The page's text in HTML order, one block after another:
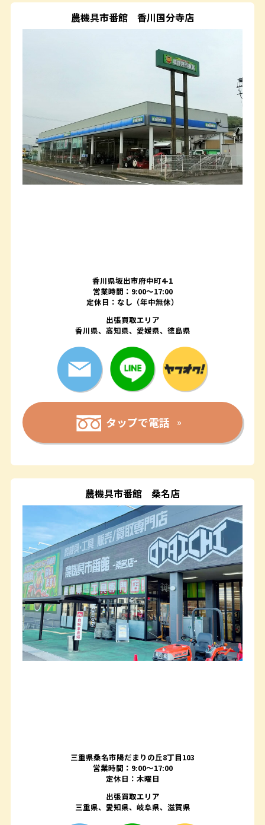
農機具市番館 香川国分寺店
香川県坂出市府中町4-1
営業時間：9:00～17:00
定休日：なし（年中無休）
出張買取エリア
香川県、高知県、愛媛県、徳島県
タップで電話
農機具市番館 桑名店
三重県桑名市陽だまりの丘8丁目103
営業時間：9:00〜17:00
定休日：木曜日
出張買取エリア
三重県、愛知県、岐阜県、滋賀県